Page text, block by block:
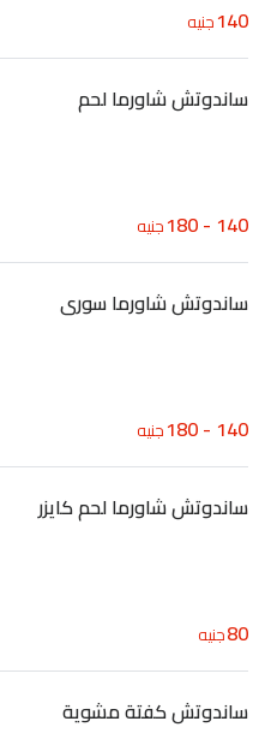
140جنيه
ساندوتش شاورما لحم
140 - 180 جنيه
ساندوتش شاورما سورى
140 - 180 جنيه
ساندوتش شاورما لحم كايزر
80جنيه
ساندوتش كفتة مشوية